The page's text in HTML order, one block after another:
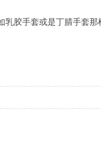
胶手套或是丁腈手套